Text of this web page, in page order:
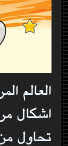
العالم المرن لعبة خفيفة تعتمد على
اشكال
تحاول